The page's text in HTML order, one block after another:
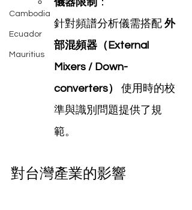
Cambodia
Ecuador
Mauritius
針對頻譜分析儀需搭配 外
部混頻器（External
Mixers / Down-
converters）
使用時的校
準與識別問題提供了規
範。
對台灣產業的影響